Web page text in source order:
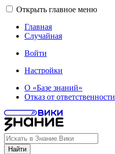
Открыть главное меню
Главная
Случайная
Войти
Настройки
О «Базе знаний»
Отказ от ответственности
Найти